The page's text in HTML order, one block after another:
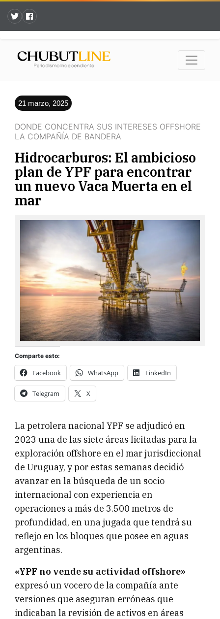
21 marzo, 2025
DONDE CONCENTRA SUS INTERESES OFFSHORE
LA COMPAÑÍA DE BANDERA
Hidrocarburos: El ambicioso
plan de YPF para encontrar
un nuevo Vaca Muerta en el
mar
Comparte esto:
Facebook WhatsApp LinkedIn
Telegram X
La petrolera nacional YPF se adjudicó en
2023 una de las siete áreas licitadas para la
exploración offshore en el mar jurisdiccional
de Uruguay, y por estas semanas decidió
avanzar en la búsqueda de un socio
internacional con experiencia en
operaciones a más de 3.500 metros de
profundidad, en una jugada que tendrá su
reflejo en los bloques que posee en aguas
argentinas.
«YPF no vende su actividad offshore»
expresó un vocero de la compañía ante
versiones que aseguran erróneas que
indicaban la revisión de activos en áreas